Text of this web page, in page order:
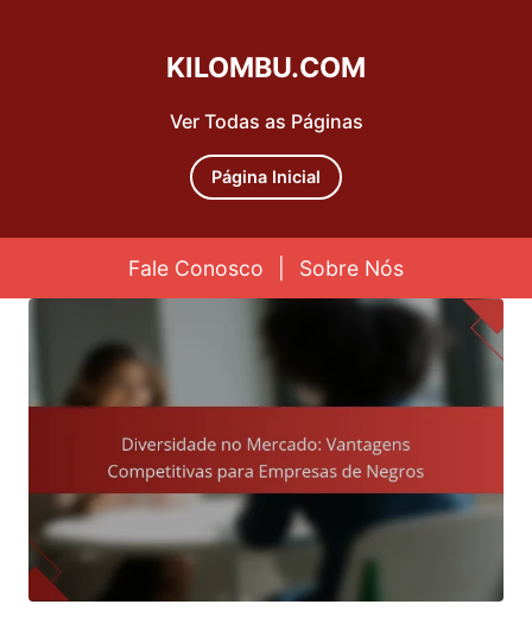
Ver Todas as Páginas
KILOMBU.COM
Página Inicial
Fale Conosco Sobre Nós